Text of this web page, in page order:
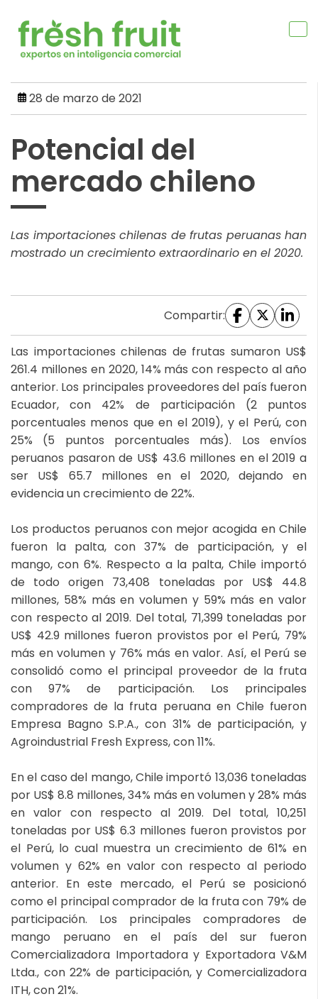
content
28 de marzo de 2021
Potencial del
mercado chileno
Las importaciones chilenas de frutas peruanas han
mostrado un crecimiento extraordinario en el 2020.
Compartir:
Las importaciones chilenas de frutas sumaron US$
261.4 millones en 2020, 14% más con respecto al año
anterior. Los principales proveedores del país fueron
Ecuador, con 42% de participación (2 puntos
porcentuales menos que en el 2019), y el Perú, con
25% (5 puntos porcentuales más). Los envíos
peruanos pasaron de US$ 43.6 millones en el 2019 a
ser US$ 65.7 millones en el 2020, dejando en
evidencia un crecimiento de 22%.
Los productos peruanos con mejor acogida en Chile
fueron la palta, con 37% de participación, y el
mango, con 6%. Respecto a la palta, Chile importó
de todo origen 73,408 toneladas por US$ 44.8
millones, 58% más en volumen y 59% más en valor
con respecto al 2019. Del total, 71,399 toneladas por
US$ 42.9 millones fueron provistos por el Perú, 79%
más en volumen y 76% más en valor. Así, el Perú se
consolidó como el principal proveedor de la fruta
con 97% de participación. Los principales
compradores de la fruta peruana en Chile fueron
Empresa Bagno S.P.A., con 31% de participación, y
Agroindustrial Fresh Express, con 11%.
En el caso del mango, Chile importó 13,036 toneladas
por US$ 8.8 millones, 34% más en volumen y 28% más
en valor con respecto al 2019. Del total, 10,251
toneladas por US$ 6.3 millones fueron provistos por
el Perú, lo cual muestra un crecimiento de 61% en
volumen y 62% en valor con respecto al periodo
anterior. En este mercado, el Perú se posicionó
como el principal comprador de la fruta con 79% de
participación. Los principales compradores de
mango peruano en el país del sur fueron
Comercializadora Importadora y Exportadora V&M
Ltda., con 22% de participación, y Comercializadora
ITH, con 21%.